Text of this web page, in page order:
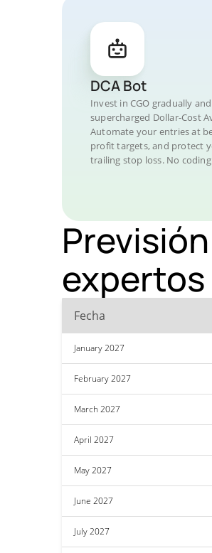
DCA Bot
Invest in CGO gradually
supercharged Dollar-Cost
Automate your entries at
profit targets, and protect
trailing stop loss. No
Fecha
January 2027
February 2027
March 2027
April 2027
May 2027
June 2027
July 2027